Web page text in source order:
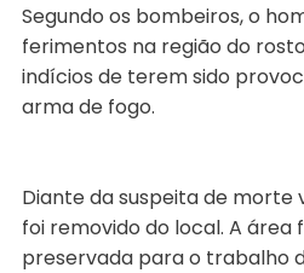
Segundo os bombeiros, o
ferimentos na região do
indícios de terem sido
arma de fogo.
Diante da suspeita de morte
foi removido do local. A área
preservada para o trabalho